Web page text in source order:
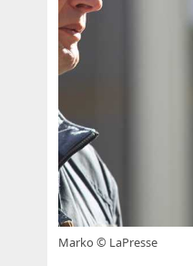
Marko © LaPresse